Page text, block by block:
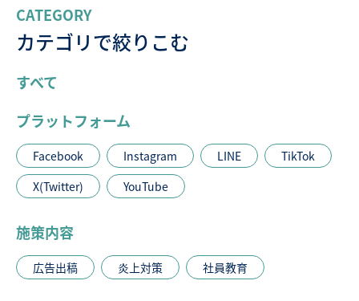
CATEGORY
カテゴリで絞りこむ
すべて
プラットフォーム
Facebook Instagram LINE
TikTok
X(Twitter)
YouTube
施策内容
広告出稿 炎上対策 社員教育